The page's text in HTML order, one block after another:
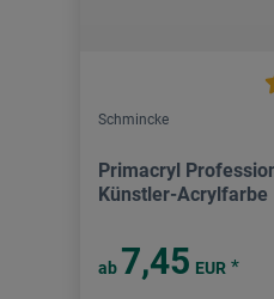
Schmincke
Primacryl
Künstler-Acrylfarbe
ab 7,45 EUR *